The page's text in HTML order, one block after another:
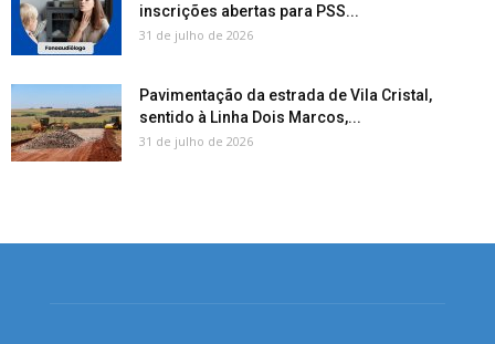
inscrições abertas para PSS...
31 de julho de 2026
Pavimentação da estrada de Vila Cristal,
sentido à Linha Dois Marcos,...
31 de julho de 2026